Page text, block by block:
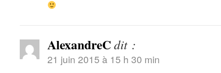
AlexandreCdit :
21 juin 2015 à 15 h 30 min